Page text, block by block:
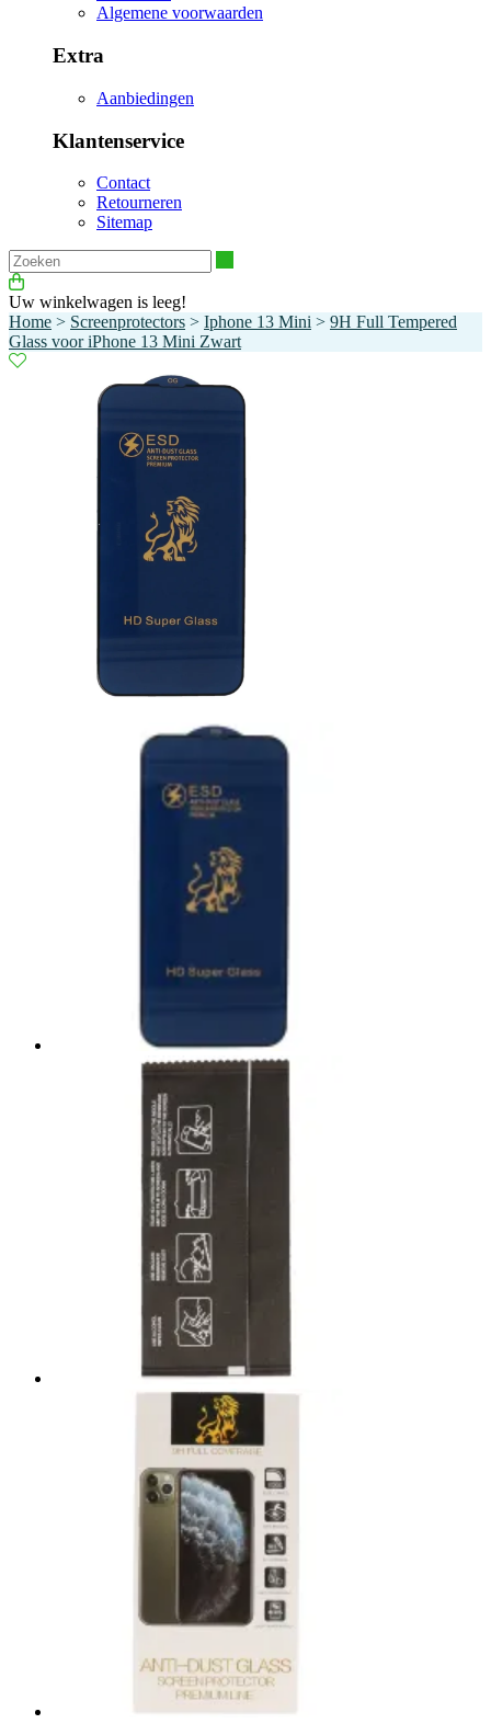
Algemene voorwaarden
Extra
Aanbiedingen
Klantenservice
Contact
Retourneren
Sitemap
Uw winkelwagen is leeg!
Home > Screenprotectors > Iphone 13 Mini > 9H Full Tempered
Glass voor iPhone 13 Mini Zwart